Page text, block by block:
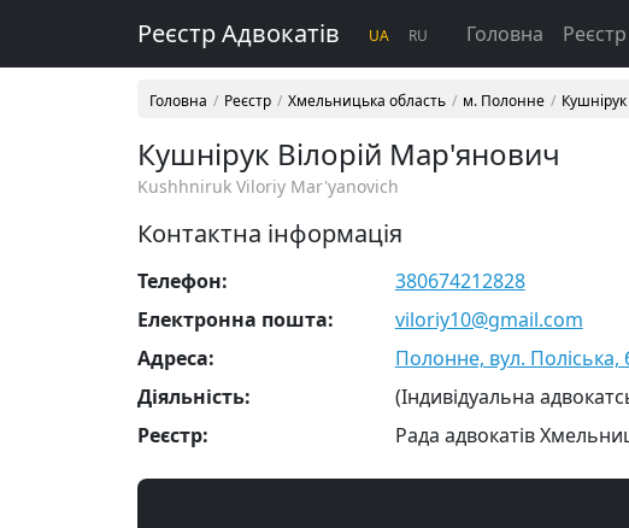
Реєстр Адвокатів UA RU Головна Реєстр
Головна Реєстр Хмельницька область м. Полонне
Кушнірук Вілорій Мар'янович
Kushhniruk Viloriy Mar'yanovich
Контактна інформація
Телефон:
380674212828
Електронна пошта:
viloriy10@gmail.com
Адреса:
Полонне, вул. Поліська,
Діяльність:
(Індивідуальна
Реєстр:
Рада адвокатів